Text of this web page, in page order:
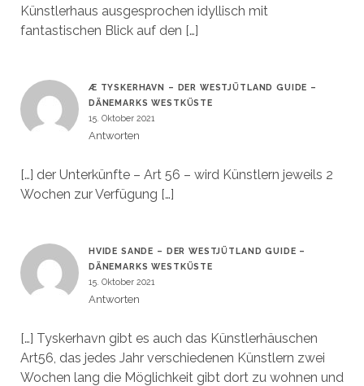
Künstlerhaus ausgesprochen idyllisch mit
fantastischen Blick auf den […]
Æ TYSKERHAVN – DER WESTJÜTLAND GUIDE –
DÄNEMARKS WESTKÜSTE
15. Oktober 2021
Antworten
[…] der Unterkünfte – Art 56 – wird Künstlern jeweils 2
Wochen zur Verfügung […]
HVIDE SANDE – DER WESTJÜTLAND GUIDE –
DÄNEMARKS WESTKÜSTE
15. Oktober 2021
Antworten
[…] Tyskerhavn gibt es auch das Künstlerhäuschen
Art56, das jedes Jahr verschiedenen Künstlern zwei
Wochen lang die Möglichkeit gibt dort zu wohnen und